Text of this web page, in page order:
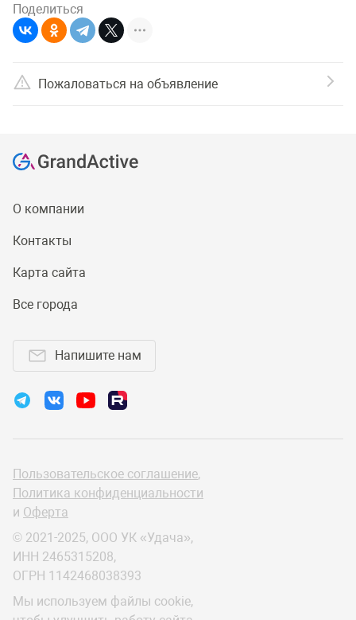
Поделиться
Пожаловаться на объявление
О компании
Контакты
Карта сайта
Все города
Напишите нам
Пользовательское соглашение,
Политика конфиденциальности
и Оферта
© 2021-2025, ООО УК «Удача»,
ИНН 2465315208,
ОГРН 1142468038393
Мы используем файлы cookie,